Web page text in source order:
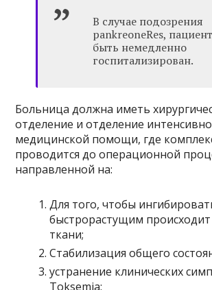
В случае подозрения
pankreoneRes,
быть немедленно
госпитализирован.
Больница должна иметь
отделение и отделение
медицинской помощи, где
проводится до операционной
направленной на:
Для того, чтобы
быстрорастущим
ткани;
Стабилизация общего
устранение клинических
Toksemia;